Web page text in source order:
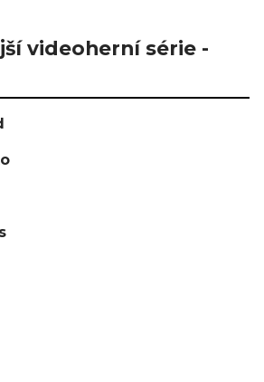
videoherní série -